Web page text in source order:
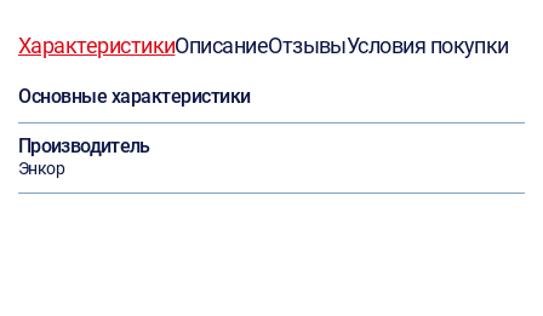
ХарактеристикиОписаниеОтзывыУсловия покупки
Основные характеристики
Производитель
Энкор